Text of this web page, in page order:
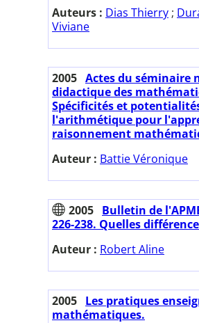
Auteurs : Dias Thierry ;
Viviane
2005 Actes du séminaire
didactique des
Spécificités et
l'arithmétique pour
raisonnement
Auteur : Battie Véronique
2005 Bulletin de
226-238. Quelles
Auteur : Robert Aline
2005 Les pratiques
mathématiques.